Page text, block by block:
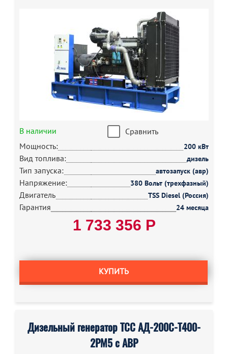
В наличии
Сравнить
Мощность:
200 кВт
Вид топлива: дизель
Тип запуска: автозапуск (авр)
Напряжение: 380 Вольт (трехфазный)
Двигатель TSS Diesel (Россия)
Гарантия 24 месяца
1 733 356 Р
КУПИТЬ
Дизельный генератор ТСС АД-200С-Т400-
2РМ5 с АВР